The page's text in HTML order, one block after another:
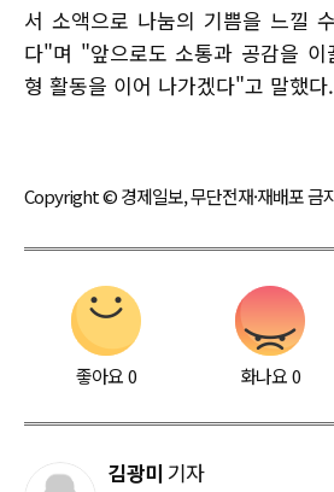
서 소액으로 나눔의 기쁨을 느낄
다"며 "앞으로도 소통과 공감을 이
형 활동을 이어 나가겠다"고 말했다.
Copyright © 경제일보, 무단전재·재배포 금
좋아요0 화나요0
김광미 기자